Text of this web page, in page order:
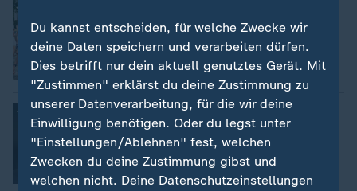
:
Hunderttausende feiern beim
Hamburger CSD
von Petra Meier
Video 1:49
Erhöhte Sicherheit in Hamburg
:
"CSD muss sicher, aber auch sichtbar
sein"
Video 15:06
Du kannst entscheiden, für welche Zwecke wir
deine Daten speichern und verarbeiten dürfen.
Dies betrifft nur dein aktuell genutztes Gerät. Mit
"Zustimmen" erklärst du deine Zustimmung zu
unserer Datenverarbeitung, für die wir deine
Einwilligung benötigen. Oder du legst unter
"Einstellungen/Ablehnen" fest, welchen
Zwecken du deine Zustimmung gibst und
welchen nicht. Deine Datenschutzeinstellungen